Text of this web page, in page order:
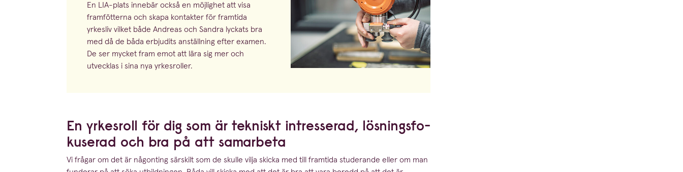
En LIA-plats innebär också en möjlighet att visa
framföt­terna och skapa kontakter för framtida
yrkesliv vilket både Andreas och Sandra lyckats bra
med då de båda erbjudits anställning efter examen.
De ser mycket fram emot att lära sig mer och
utvecklas i sina nya yrkesroller.
En yrkesroll för dig som är tekniskt intresserad, lösnings­fo­
ku­serad och bra på att samarbeta
Vi frågar om det är någonting särskilt som de skulle vilja skicka med till framtida studerande eller om man